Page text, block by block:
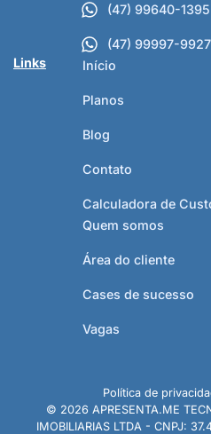
(47) 99640-
(47) 99997-
Links
Início
Planos
Blog
Contato
Calculadora de
Quem somos
Área do cliente
Cases de sucesso
Vagas
© 2026 APRESENTA.ME
IMOBILIARIAS LTDA - CNPJ:
Política de